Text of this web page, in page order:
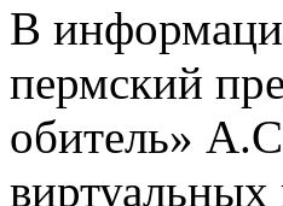
В
пермский
обитель»
виртуальных